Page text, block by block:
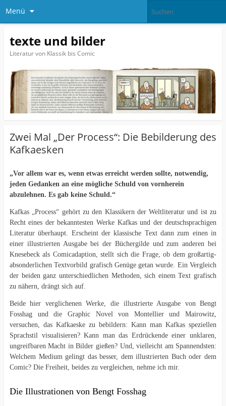
Menü
texte und bilder
Literatur von Klassik bis Comic
Zwei Mal „Der Process“: Die Bebilderung des
Kafkaesken
„Vor allem war es, wenn etwas erreicht werden sollte, notwendig,
jeden Gedanken an eine mögliche Schuld von vornherein
abzulehnen. Es gab keine Schuld.“
Kafkas „Process“ gehört zu den Klassikern der Weltliteratur und ist zu
Recht eines der bekanntesten Werke Kafkas und der deutschsprachigen
Literatur überhaupt. Erscheint der klassische Text dann zum einen in
einer illustrierten Ausgabe bei der Büchergilde und zum anderen bei
Knesebeck als Comicadaption, stellt sich die Frage, ob dem großartig-
absonderlichen Textvorbild grafisch Genüge getan wurde. Ein Vergleich
der beiden ganz unterschiedlichen Methoden, sich einem Text grafisch
zu nähern, drängt sich auf.
Beide hier verglichenen Werke, die illustrierte Ausgabe von Bengt
Fosshag und die Graphic Novel von Montellier und Mairowitz,
versuchen, das Kafkaeske zu bebildern: Kann man Kafkas speziellen
Sprachstil visualisieren? Kann man das Erdrückende einer unklaren,
ungreifbaren Macht in Bilder gießen? Und, vielleicht am Spannendsten:
Welchem Medium gelingt das besser, dem illustrierten Buch oder dem
Comic? Die Freiheit, beides zu vergleichen, nehme ich mir.
Die Illustrationen von Bengt Fosshag